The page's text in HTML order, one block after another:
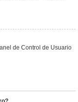
de Control de Usuario